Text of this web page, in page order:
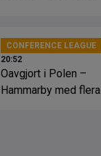
CONFERENCE LEAGUE
20:52
Oavgjort i Polen –
Hammarby med flera